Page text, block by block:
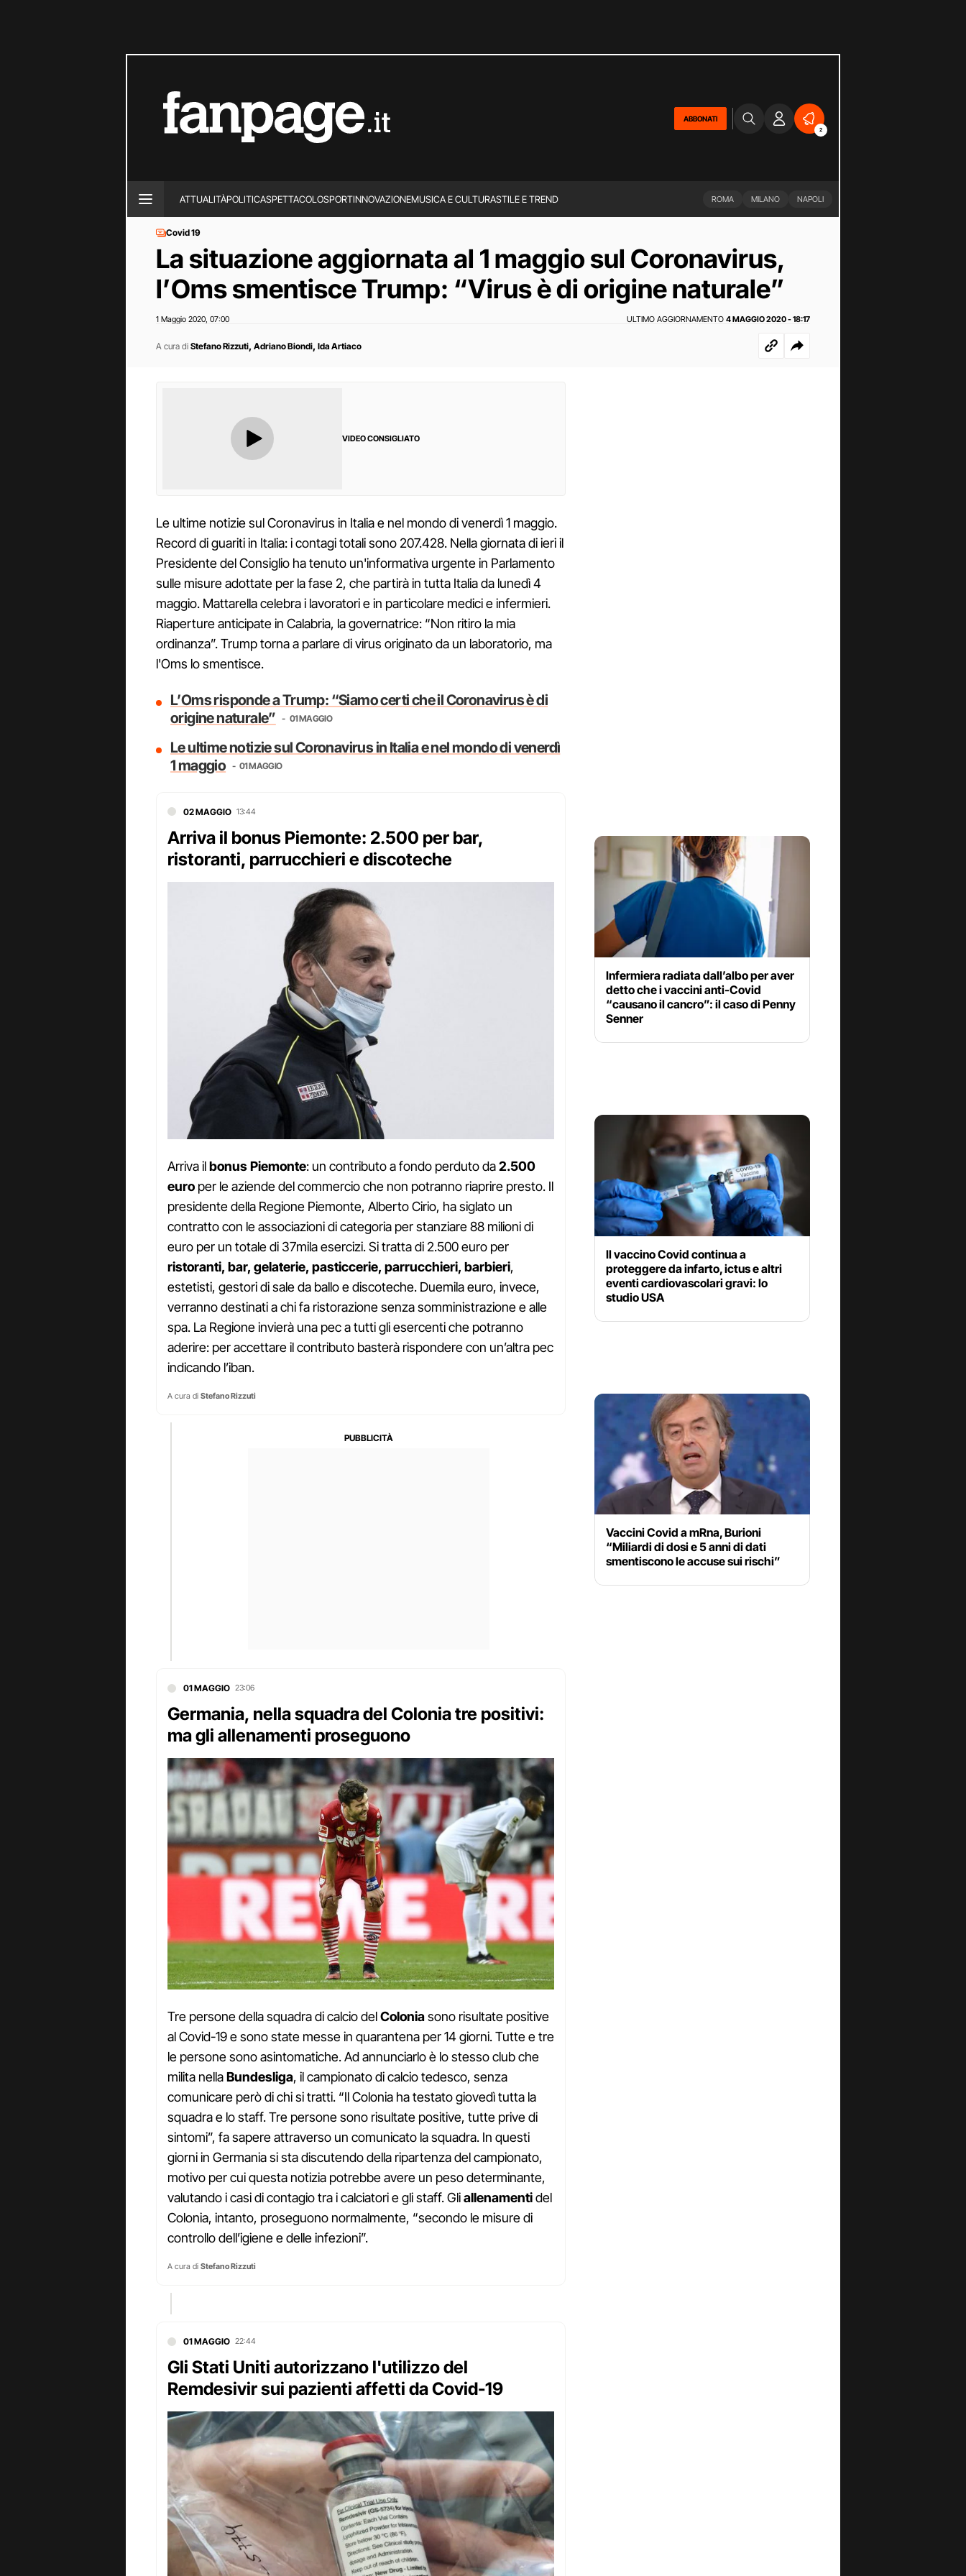
ABBONATI
2
ATTUALITÀPOLITICASPETTACOLOSPORTINNOVAZIONEMUSICA E CULTURASTILE E TREND ROMA MILANO NAPOLI
Covid 19
La situazione aggiornata al 1 maggio sul Coronavirus,
l’Oms smentisce Trump: “Virus è di origine naturale”
1 Maggio 2020 07:00 ULTIMO AGGIORNAMENTO 4 MAGGIO 2020 - 18:17
A cura di Stefano Rizzuti, Adriano Biondi, Ida Artiaco
VIDEO CONSIGLIATO
Le ultime notizie sul Coronavirus in Italia e nel mondo di venerdì 1 maggio.
Record di guariti in Italia: i contagi totali sono 207.428. Nella giornata di ieri il
Presidente del Consiglio ha tenuto un'informativa urgente in Parlamento
sulle misure adottate per la fase 2, che partirà in tutta Italia da lunedì 4
maggio. Mattarella celebra i lavoratori e in particolare medici e infermieri.
Riaperture anticipate in Calabria, la governatrice: “Non ritiro la mia
ordinanza”. Trump torna a parlare di virus originato da un laboratorio, ma
l'Oms lo smentisce.
L’Oms risponde a Trump: “Siamo certi che il Coronavirus è di
origine naturale”
01 MAGGIO
Le ultime notizie sul Coronavirus in Italia e nel mondo di venerdì
1 maggio
01 MAGGIO
02 MAGGIO 13:44
Arriva il bonus Piemonte: 2.500 per bar,
ristoranti, parrucchieri e discoteche
Arriva ilbonus Piemonte: un contributo a fondo perduto da2.500
euro per le aziende del commercio che non potranno riaprire presto. Il
presidente della Regione Piemonte, Alberto Cirio, ha siglato un
contratto con le associazioni di categoria per stanziare 88 milioni di
euro per un totale di 37mila esercizi. Si tratta di 2.500 euro per
ristoranti, bar, gelaterie, pasticcerie, parrucchieri, barbieri,
estetisti, gestori di sale da ballo e discoteche. Duemila euro, invece,
verranno destinati a chi fa ristorazione senza somministrazione e alle
spa. La Regione invierà una pec a tutti gli esercenti che potranno
aderire: per accettare il contributo basterà rispondere con un’altra pec
indicando l’iban.
A cura di Stefano Rizzuti
01 MAGGIO 23:06
Germania, nella squadra del Colonia tre positivi:
ma gli allenamenti proseguono
Tre persone della squadra di calcio delColoniasono risultate positive
al Covid-19 e sono state messe in quarantena per 14 giorni. Tutte e tre
le persone sono asintomatiche. Ad annunciarlo è lo stesso club che
milita nellaBundesliga, il campionato di calcio tedesco, senza
comunicare però di chi si tratti. “Il Colonia ha testato giovedì tutta la
squadra e lo staff. Tre persone sono risultate positive, tutte prive di
sintomi”, fa sapere attraverso un comunicato la squadra. In questi
giorni in Germania si sta discutendo della ripartenza del campionato,
motivo per cui questa notizia potrebbe avere un peso determinante,
valutando i casi di contagio tra i calciatori e gli staff. Gliallenamentidel
Colonia, intanto, proseguono normalmente, “secondo le misure di
controllo dell’igiene e delle infezioni”.
A cura di Stefano Rizzuti
01 MAGGIO 22:44
Gli Stati Uniti autorizzano l'utilizzo del
Remdesivir sui pazienti affetti da Covid-19
Infermiera radiata dall’albo per aver
detto che i vaccini anti-Covid
“causano il cancro”: il caso di Penny
Senner
Il vaccino Covid continua a
proteggere da infarto, ictus e altri
eventi cardiovascolari gravi: lo
studio USA
Vaccini Covid a mRna, Burioni
“Miliardi di dosi e 5 anni di dati
smentiscono le accuse sui rischi”